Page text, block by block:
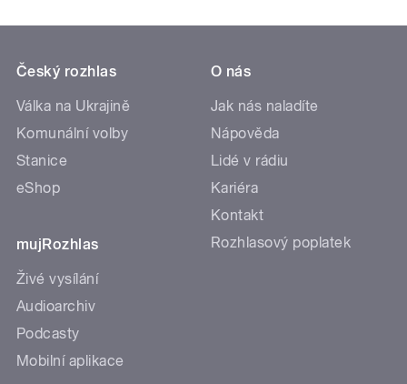
Český rozhlas
Válka na Ukrajině
Komunální volby
Stanice
eShop
mujRozhlas
Živé vysílání
Audioarchiv
Podcasty
Mobilní aplikace
O nás
Jak nás naladíte
Nápověda
Lidé v rádiu
Kariéra
Kontakt
Rozhlasový poplatek